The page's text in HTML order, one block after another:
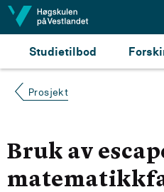
Hopp til innhald
Studietilbod
Prosjekt
Bruk av